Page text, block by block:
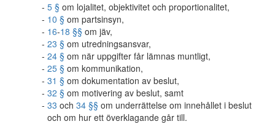
5 § om lojalitet, objektivitet och proportionalitet,
10 § om partsinsyn,
16-18 §§ om jäv,
23 § om utredningsansvar,
24 § om när uppgifter får lämnas muntligt,
25 § om kommunikation,
31 § om dokumentation av beslut,
32 § om motivering av beslut, samt
33 och 34 §§ om underrättelse om innehållet i beslut
och om hur ett överklagande går till.